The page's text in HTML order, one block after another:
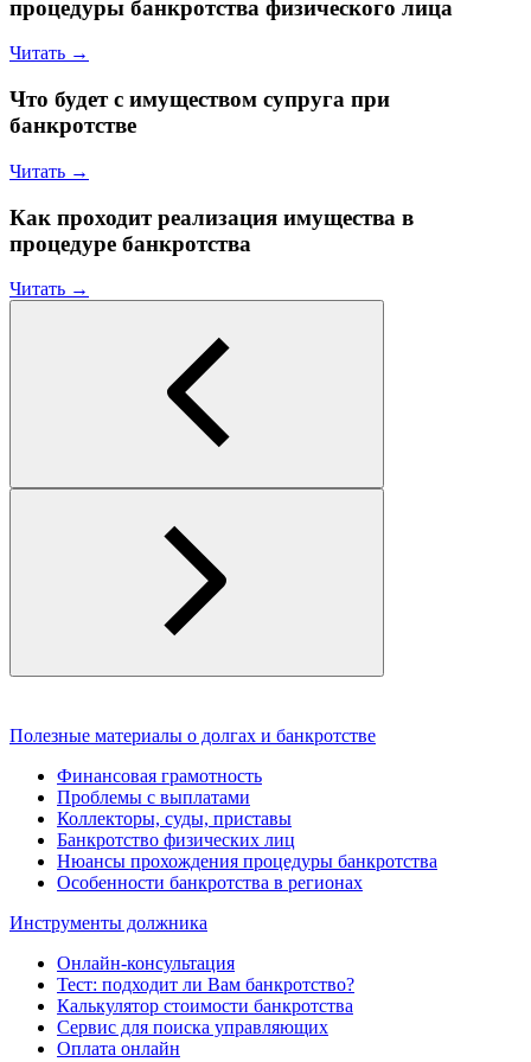
процедуры банкротства физического лица
Читать →
Что будет с имуществом супруга при
банкротстве
Читать →
Как проходит реализация имущества в
процедуре банкротства
Читать →
Полезные материалы о долгах и банкротстве
Финансовая грамотность
Проблемы с выплатами
Коллекторы, суды, приставы
Банкротство физических лиц
Нюансы прохождения процедуры банкротства
Особенности банкротства в регионах
Инструменты должника
Онлайн-консультация
Тест: подходит ли Вам банкротство?
Калькулятор стоимости банкротства
Сервис для поиска управляющих
Оплата онлайн